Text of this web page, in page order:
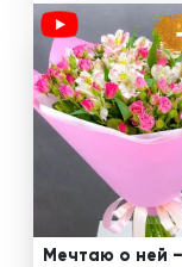
Мечтаю о ней